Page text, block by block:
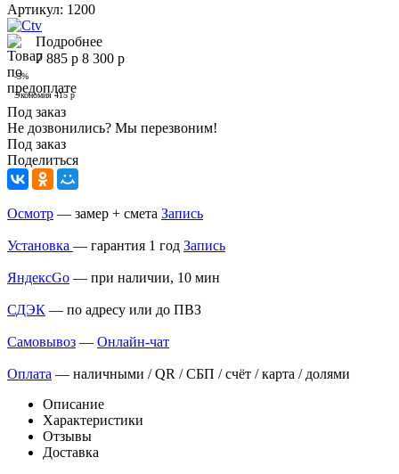
Артикул: 1200
Подробнее
7 885 р 8 300 р
-5%
Экономия415р
Под заказ
Не дозвонились? Мы перезвоним!
Под заказ
Поделиться
Осмотр — замер + смета Запись
Установка — гарантия 1 год Запись
ЯндексGo — при наличии, 10 мин
СДЭК — по адресу или до ПВЗ
Самовывоз — Онлайн-чат
Оплата — наличными / QR / СБП / счёт / карта / долями
Описание
Характеристики
Отзывы
Доставка